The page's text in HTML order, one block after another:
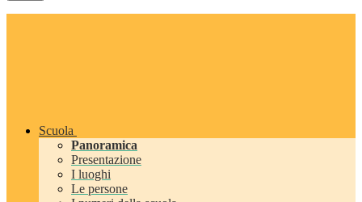
Scuola
Panoramica
Presentazione
I luoghi
Le persone